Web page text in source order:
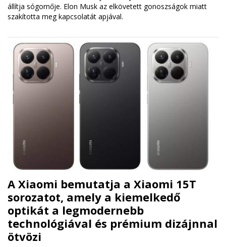
állítja sógornője. Elon Musk az elkövetett gonoszságok miatt
szakította meg kapcsolatát apjával.
A Xiaomi bemutatja a Xiaomi 15T
sorozatot, amely a kiemelkedő
optikát a legmodernebb
technológiával és prémium dizájnnal
ötvözi